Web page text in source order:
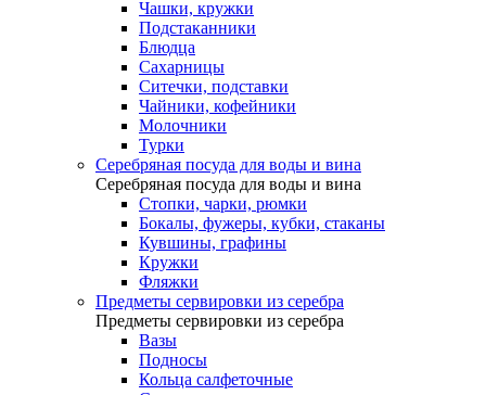
Чашки, кружки
Подстаканники
Блюдца
Сахарницы
Ситечки, подставки
Чайники, кофейники
Молочники
Турки
Серебряная посуда для воды и вина
Серебряная посуда для воды и вина
Стопки, чарки, рюмки
Бокалы, фужеры, кубки, стаканы
Кувшины, графины
Кружки
Фляжки
Предметы сервировки из серебра
Предметы сервировки из серебра
Вазы
Подносы
Кольца салфеточные